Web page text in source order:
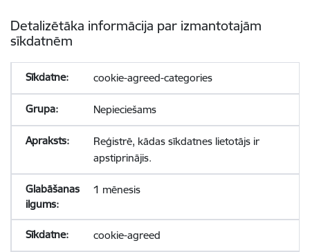
Detalizētāka informācija par izmantotajām
sīkdatnēm
cookie-agreed-categories
Nepieciešams
Reģistrē, kādas sīkdatnes lietotājs ir
apstiprinājis.
1 mēnesis
cookie-agreed